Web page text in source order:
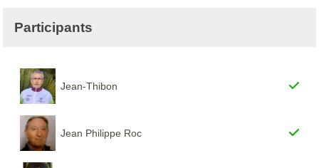
Participants
Jean-Thibon
Jean Philippe Roc